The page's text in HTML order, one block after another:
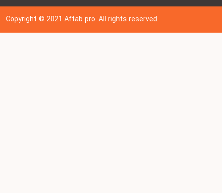
Copyright © 202 1Aftab pro. All rights reserved.